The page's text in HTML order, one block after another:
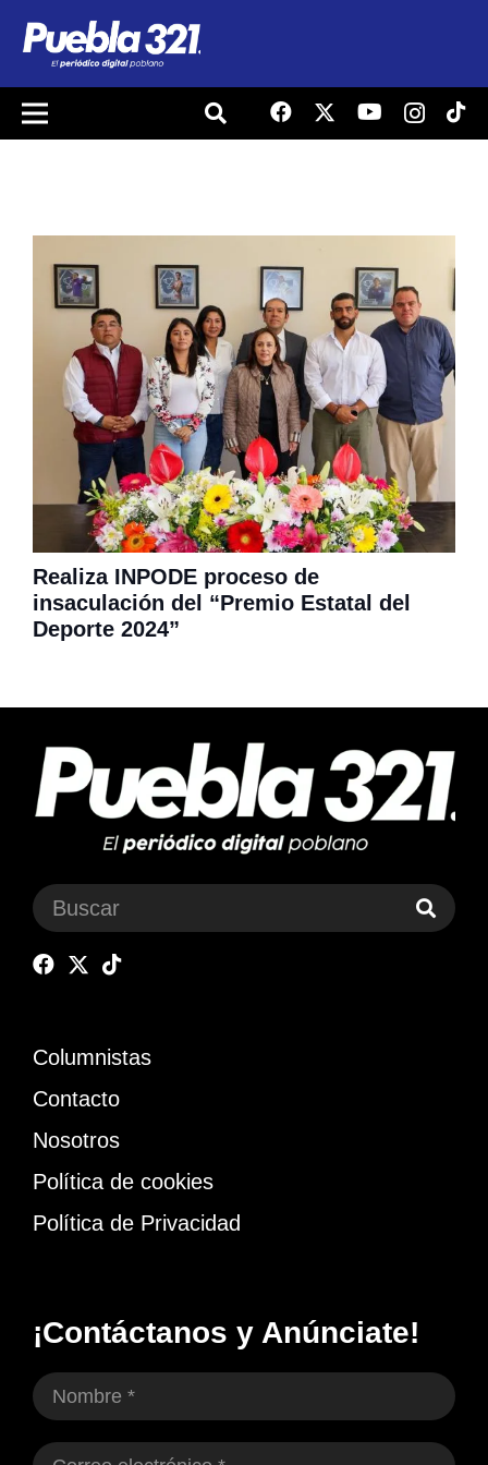
Realiza INPODE proceso de
insaculación del “Premio Estatal del
Deporte 2024”
Columnistas
Contacto
Nosotros
Política de cookies
Política de Privacidad
¡Contáctanos y Anúnciate!